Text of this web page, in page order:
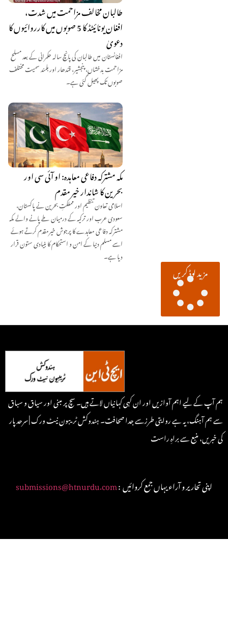
طالبان مخالف مزاحمت میں شدت،
افغان یونائیٹڈ کا 5 صوبوں میں کارروائیوں کا
دعویٰ
افغانستان میں طالبان کی پانچ سالہ حکمرانی کے بعد مسلح
مزاحمت بدخشاں، پنجشیر، قندھار اور ہلمند سمیت مختلف
صوبوں تک پھیل گئی ہے۔
مکہ مشترکہ دفاعی معاہدہ: او آئی سی اور
بحرین کا شاندار خیر مقدم
اسلامی تعاون تنظیم اور مملکتِ بحرین نے پاکستان،
سعودی عرب اور ترکیہ کے درمیان طے پانے والے مکہ
مشترکہ دفاعی معاہدے کا پرجوش خیرمقدم کرتے ہوئے
اسے مسلم دنیا کے امن و استحکام کا بنیادی ستون قرار
دیا ہے۔
مزید لوڈ کریں
ہم آپ کے لیے اہم آوازیں اور ان کہی کہانیاں لاتے ہیں۔ سچ پر مبنی اور سیاق و سباق
سے ہم آہنگ، یہ ہے روایتی طرزسے جدا صحافت۔ ہندوکش ٹریبون نیٹ ورک | سرحد پار
کی خبریں، منبع سے براہِ راست
submissions@htnurdu.com : اپنی تحاریر و آراء یہاں جمع کروائیں